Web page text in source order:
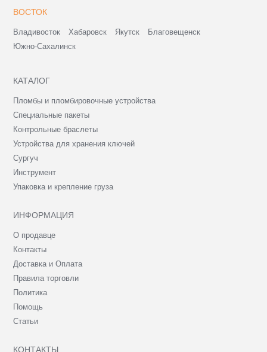
ВОСТОК
Владивосток Хабаровск Якутск
Благовещенск
Южно-Сахалинск
КАТАЛОГ
Пломбы и пломбировочные устройства
Специальные пакеты
Контрольные браслеты
Устройства для хранения ключей
Сургуч
Инструмент
Упаковка и крепление груза
ИНФОРМАЦИЯ
О продавце
Контакты
Доставка и Оплата
Правила торговли
Политика
Помощь
Статьи
КОНТАКТЫ